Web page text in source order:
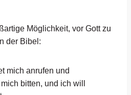
Möglichkeit, vor Gott zu
der Bibel:
mich anrufen und
bitten, und ich will